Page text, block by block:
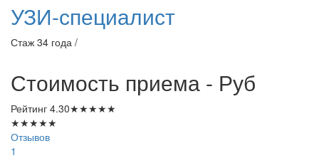
УЗИ-специалист
Стаж 34 года /
Стоимость приема - Руб
Рейтинг 4.30★★★★★
★★★★★
Отзывов
1